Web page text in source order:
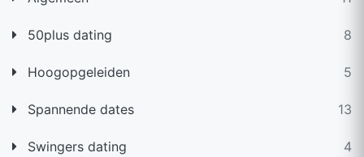
50plus dating 8
Hoogopgeleiden 5
Spannende dates 13
Swingers dating 4